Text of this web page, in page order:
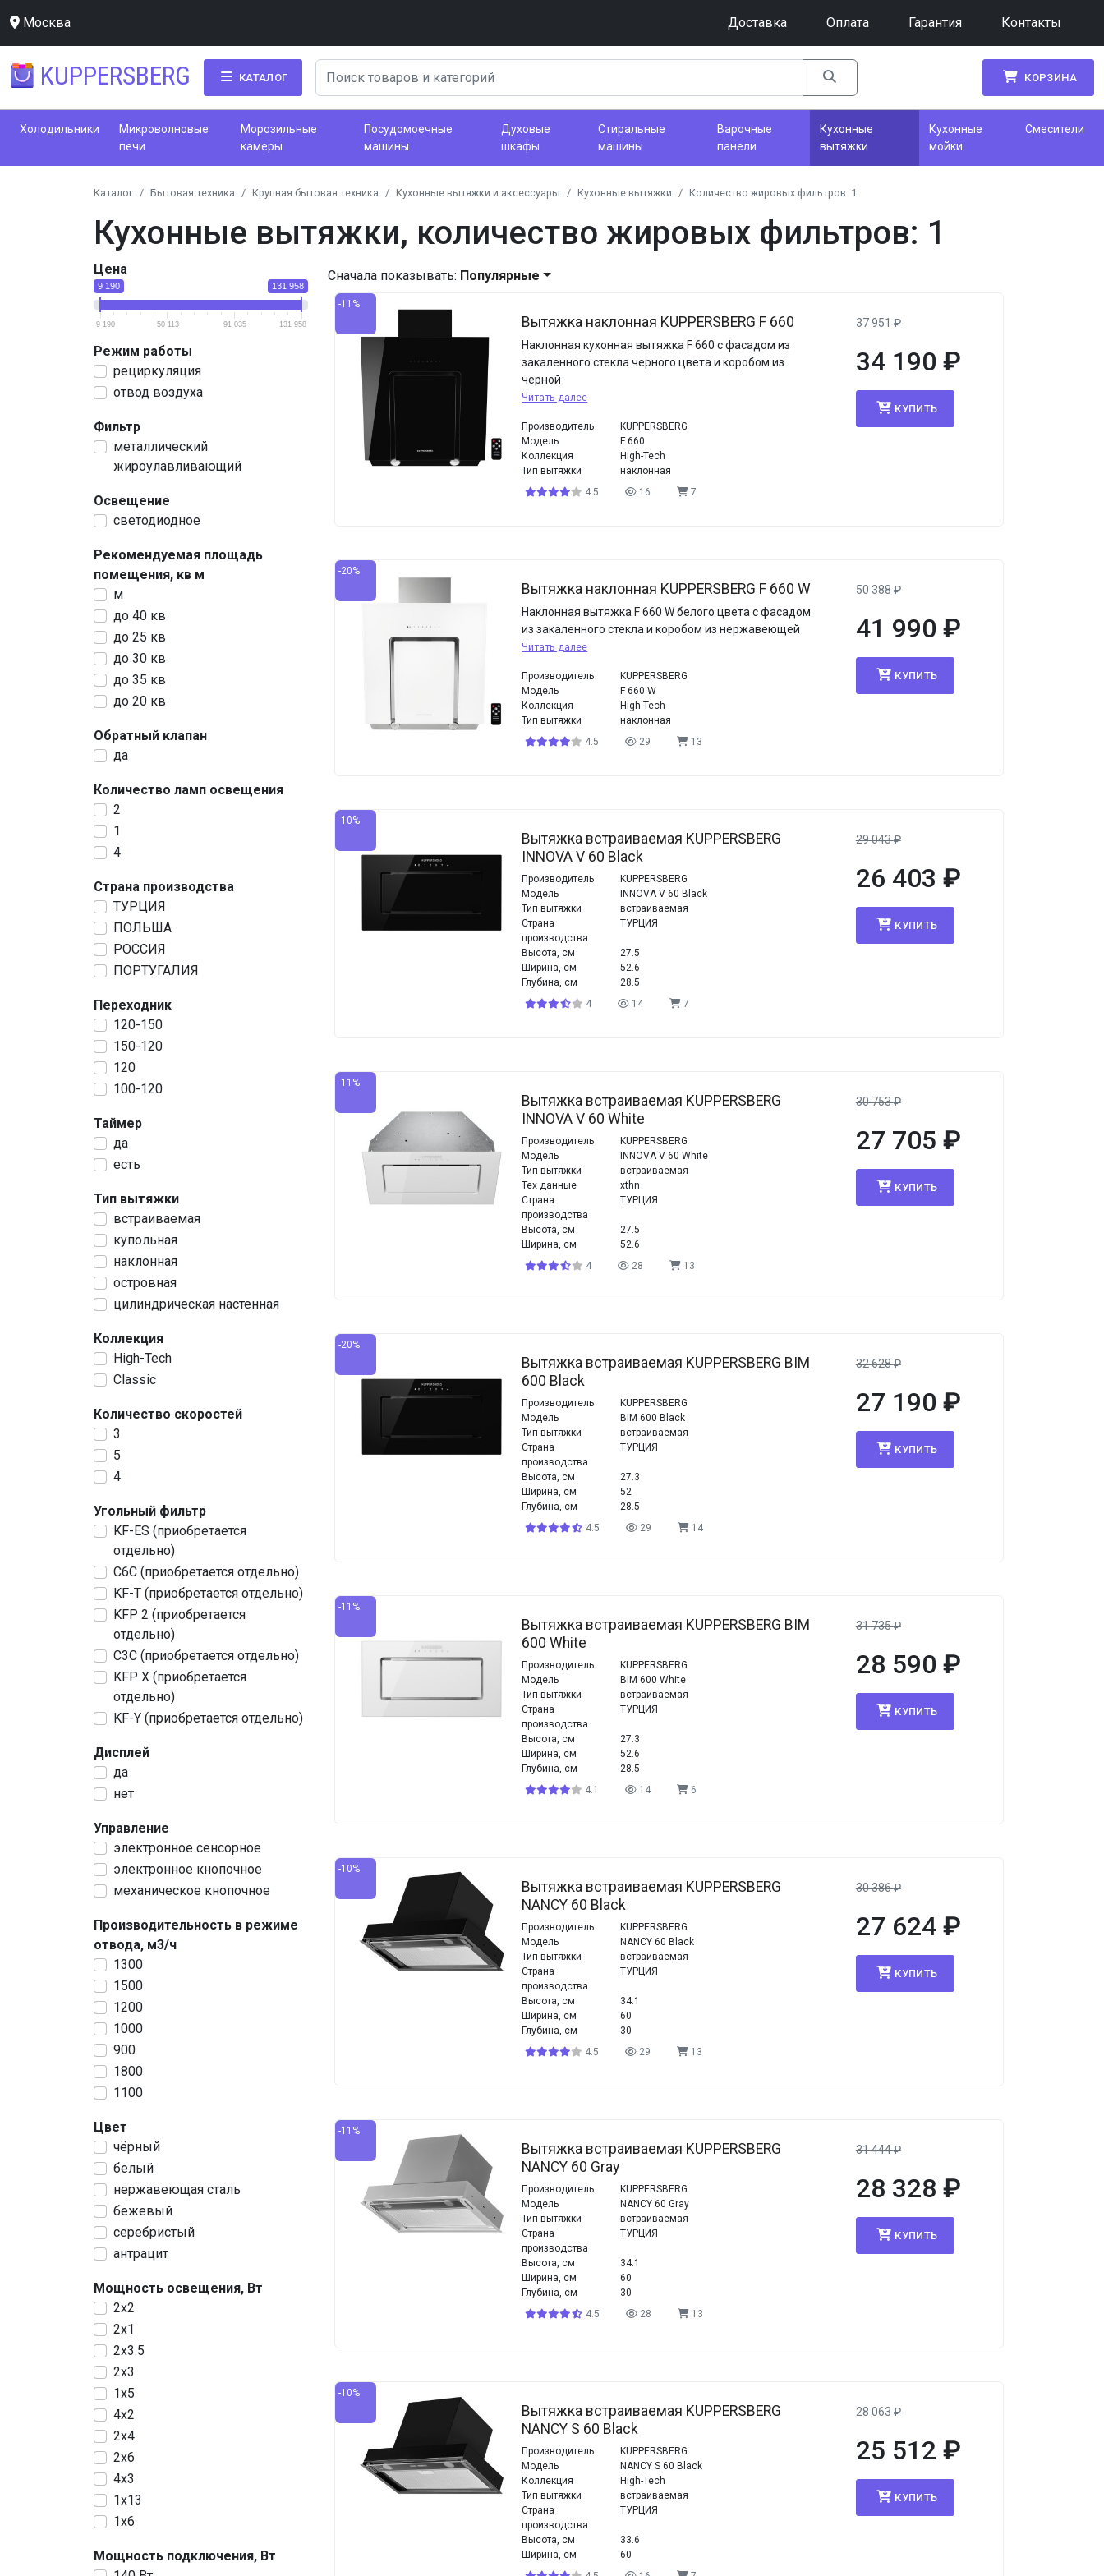
Москва Доставка Оплата Гарантия Контакты
KUPPERSBERG КАТАЛОГ КОРЗИНА
Холодильники
Микроволновые
печи
Морозильные
камеры
Посудомоечные
машины
Духовые
шкафы
Стиральные
машины
Варочные
панели
Кухонные
вытяжки
Кухонные
мойки
Смесители
Каталог Бытовая техника Крупная бытовая техника Кухонные вытяжки и аксессуары Кухонные вытяжки Количество жировых фильтров: 1
Кухонные вытяжки, количество жировых фильтров: 1
Цена
9 190 131 958
9 190 50 113 91 035 131 958
Режим работы
рециркуляция
отвод воздуха
Фильтр
металлический
жироулавливающий
Освещение
светодиодное
Рекомендуемая площадь
помещения, кв м
м
до 40 кв
до 25 кв
до 30 кв
до 35 кв
до 20 кв
Обратный клапан
да
Количество ламп освещения
2
1
4
Страна производства
ТУРЦИЯ
ПОЛЬША
РОССИЯ
ПОРТУГАЛИЯ
Переходник
120-150
150-120
120
100-120
Таймер
да
есть
Тип вытяжки
встраиваемая
купольная
наклонная
островная
цилиндрическая настенная
Коллекция
High-Tech
Classic
Количество скоростей
3
5
4
Угольный фильтр
KF-ES (приобретается
отдельно)
С6С (приобретается отдельно)
KF-T (приобретается отдельно)
KFP 2 (приобретается
отдельно)
С3С (приобретается отдельно)
KFP X (приобретается
отдельно)
KF-Y (приобретается отдельно)
Дисплей
да
нет
Управление
электронное сенсорное
электронное кнопочное
механическое кнопочное
Производительность в режиме
отвода, м3/ч
1300
1500
1200
1000
900
1800
1100
Цвет
чёрный
белый
нержавеющая сталь
бежевый
серебристый
антрацит
Мощность освещения, Вт
2х2
2х1
2х3.5
2х3
1x5
4х2
2x4
2х6
4х3
1x13
1x6
Мощность подключения, Вт
Сначала показывать: Популярные
-11%
Вытяжка наклонная KUPPERSBERG F 660
Наклонная кухонная вытяжка F 660 с фасадом из
закаленного стекла черного цвета и коробом из
черной
Читать далее
Производитель
KUPPERSBERG
Модель
F 660
Коллекция
High-Tech
Тип вытяжки
наклонная
4.5
16 7
37 951₽
34 190 ₽
КУПИТЬ
-20%
Вытяжка наклонная KUPPERSBERG F 660 W
Наклонная вытяжка F 660 W белого цвета с фасадом
из закаленного стекла и коробом из нержавеющей
Читать далее
Производитель
KUPPERSBERG
Модель
F 660 W
Коллекция
High-Tech
Тип вытяжки
наклонная
4.5
29 13
50 388₽
41 990 ₽
КУПИТЬ
-10%
Вытяжка встраиваемая KUPPERSBERG
INNOVA V 60 Black
Производитель
KUPPERSBERG
Модель
INNOVA V 60 Black
Тип вытяжки
встраиваемая
Страна
производства
ТУРЦИЯ
Высота, см
27.5
Ширина, см
52.6
Глубина, см
28.5
4
14 7
29 043₽
26 403 ₽
КУПИТЬ
-11%
Вытяжка встраиваемая KUPPERSBERG
INNOVA V 60 White
Производитель
KUPPERSBERG
Модель
INNOVA V 60 White
Тип вытяжки
встраиваемая
Тех данные
xthn
Страна
производства
ТУРЦИЯ
Высота, см
27.5
Ширина, см
52.6
4
28 13
30 753₽
27 705 ₽
КУПИТЬ
-20%
Вытяжка встраиваемая KUPPERSBERG BIM
600 Black
Производитель
KUPPERSBERG
Модель
BIM 600 Black
Тип вытяжки
встраиваемая
Страна
производства
ТУРЦИЯ
Высота, см
27.3
Ширина, см
52
Глубина, см
28.5
4.5
29 14
32 628₽
27 190 ₽
КУПИТЬ
-11%
Вытяжка встраиваемая KUPPERSBERG BIM
600 White
Производитель
KUPPERSBERG
Модель
BIM 600 White
Тип вытяжки
встраиваемая
Страна
производства
ТУРЦИЯ
Высота, см
27.3
Ширина, см
52.6
Глубина, см
28.5
4.1
14 6
31 735₽
28 590 ₽
КУПИТЬ
-10%
Вытяжка встраиваемая KUPPERSBERG
NANCY 60 Black
Производитель
KUPPERSBERG
Модель
NANCY 60 Black
Тип вытяжки
встраиваемая
Страна
производства
ТУРЦИЯ
Высота, см
34.1
Ширина, см
60
Глубина, см
30
4.5
29 13
30 386₽
27 624 ₽
КУПИТЬ
-11%
Вытяжка встраиваемая KUPPERSBERG
NANCY 60 Gray
Производитель
KUPPERSBERG
Модель
NANCY 60 Gray
Тип вытяжки
встраиваемая
Страна
производства
ТУРЦИЯ
Высота, см
34.1
Ширина, см
60
Глубина, см
30
4.5
28 13
31 444₽
28 328 ₽
КУПИТЬ
-10%
Вытяжка встраиваемая KUPPERSBERG
NANCY S 60 Black
Производитель
KUPPERSBERG
Модель
NANCY S 60 Black
Коллекция
High-Tech
Тип вытяжки
встраиваемая
Страна
производства
ТУРЦИЯ
Высота, см
33.6
Ширина, см
60
28 063₽
25 512 ₽
КУПИТЬ